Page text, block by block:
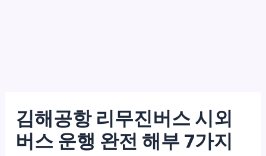
김해공항 리무진버스 시외
버스 운행 완전 해부 7가지